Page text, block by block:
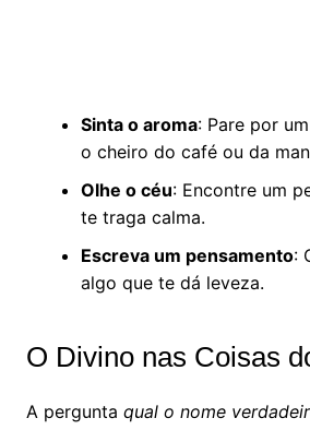
Sinta o aroma: Pare por
o cheiro do café ou da
Olhe o céu: Encontre um
te traga calma.
Escreva um pensamento:
algo que te dá leveza.
O Divino nas Coisas
A pergunta qual o nome